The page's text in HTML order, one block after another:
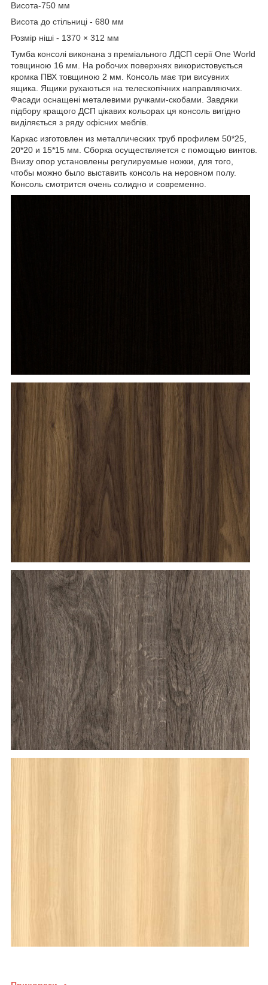
Висота-750 мм
Висота до стільниці - 680 мм
Розмір ніші - 1370 × 312 мм
Тумба консолі виконана з преміального ЛДСП серії One World
товщиною 16 мм. На робочих поверхнях використовується
кромка ПВХ товщиною 2 мм. Консоль має три висувних
ящика. Ящики рухаються на телескопічних направляючих.
Фасади оснащені металевими ручками-скобами. Завдяки
підбору кращого ДСП цікавих кольорах ця консоль вигідно
виділяється з ряду офісних меблів.
Каркас изготовлен из металлических труб профилем 50*25,
20*20 и 15*15 мм. Сборка осуществляется с помощью винтов.
Внизу опор установлены регулируемые ножки, для того,
чтобы можно было выставить консоль на неровном полу.
Консоль смотрится очень солидно и современно.